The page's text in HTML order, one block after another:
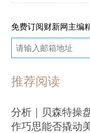
免费订阅财新网主编
推荐阅读
分析｜贝森特操
作巧思能否撬动